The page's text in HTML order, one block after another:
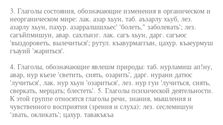
3. Глаголы состояния, обозначающие изменения в органическом и
неорганическом мире: лак. азар хьун, таб. аъзарлу хьуб, лез.
азарлу хьун, пахур. азарралшшхьес' 'болеть," заболевать'; лез.
сагъйпмишун, авар. сахлъизг. лак. сагъ хьун, дарг. сагъюс
'выздороветь, вылечиться'; рутул. къавурмаггын, цахур. къаеурмуш
гъауий 'жариться'.
4. Глаголы, обозначающие явлешм природы: таб. нурламиш ап!ну,
авар, нур къезе 'светить, сиять, озарить', дарг. нурани датюс
'лучиться', лак. нур хьун 'озариться', лез. нур гун 'лучиться, сиять,
сверкать, мерцать; блестеть'. 5. Глаголы психической деятельности.
К этой группе относятся глаголы речи, знания, мышления и
чувственного восприятия (зрения и слуха): лез. сеслемишун
'звать, окликать'; цахур. тавакъкъа